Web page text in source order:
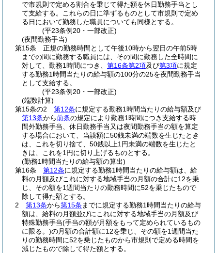
で市規則で定める割合を乗じて得た額を休日勤務手当とし
て支給する。
これらの日に準ずるものとして市規則で定め
る日において勤務した職員についても同様とする。
(平23条例20・一部改正)
(夜間勤務手当)
第15条
正規の勤務時間として午後10時から翌日の午前5時
までの間に勤務する職員には、その間に勤務した全時間に
対して、勤務1時間につき、 第16条第2項及び第3項に規定
する勤務1時間当たりの給与額の100分の25を夜間勤務手当
として支給する。
(平23条例20・一部改正)
(端数計算)
第15条の2
第12条に規定する勤務1時間当たりの給与額及び
第13条から前条の規定により勤務1時間につき支給する時
間外勤務手当、休日勤務手当又は夜間勤務手当の額を算定
する場合において、当該額に50銭未満の端数を生じたとき
は、これを切り捨て、50銭以上1円未満の端数を生じたと
きは、これを1円に切り上げるものとする。
(勤務1時間当たりの給与額の算出)
第16条
第12条に規定する勤務1時間当たりの給与額は、給
料の月額及びこれに対する地域手当の月額の合計に12を乗
じ、その額を1週間当たりの勤務時間に52を乗じたもので
除して得た額とする。
2
第13条から第15条 までに規定する勤務1時間当たりの給与
額は、給料の月額並びにこれに対する地域手当の月額及び
特殊勤務手当(手当の額が月額をもって定められているもの
に限る。)の月額の合計額に12を乗じ、その額を1週間当た
りの勤務時間に52を乗じたものから市規則で定める時間を
減じたもので除して得た額とする。